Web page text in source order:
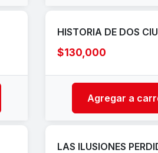
HISTORIA DE DOS
$130,000
Agregar a
LAS ILUSIONES